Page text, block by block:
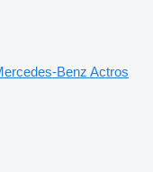
Benz Actros